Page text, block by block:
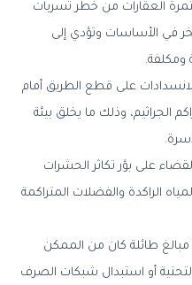
العقارات من خطر تسربات
في الأساسات وتؤدي إلى
ومكلفة.
على قطع الطريق أمام
الجراثيم، وذلك ما يخلق بيئة
على بؤر تكاثر الحشرات
الراكدة والفضلات المتراكمة
مبالغ طائلة كان من الممكن
التحتية أو استبدال شبكات الصرف